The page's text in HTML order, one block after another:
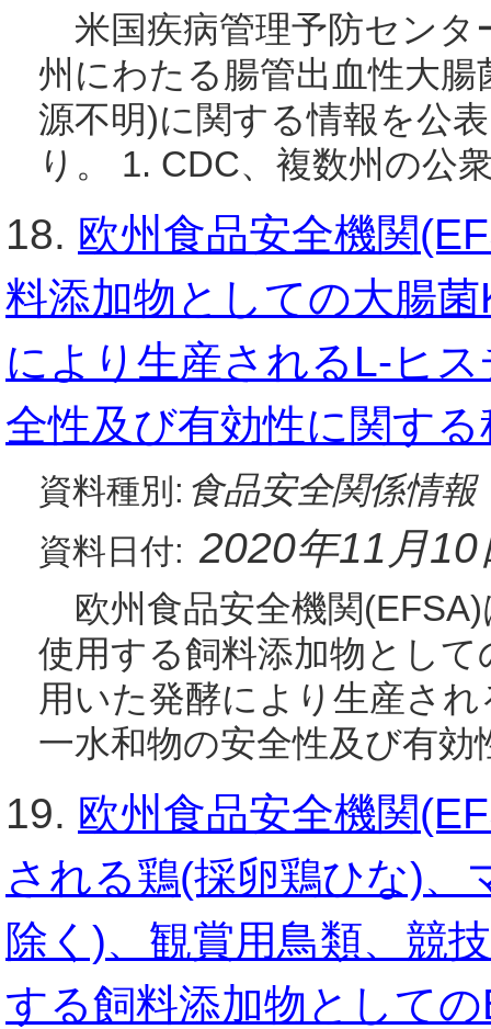
米国疾病管理予防センタ
州にわたる腸管出血性大
源不明)に関する情報を公
り。 1. CDC、複数州の公
18. 欧州食品安全機関
料添加物としての大腸
により生産されるL-ヒ
全性及び有効性に関す
資料種別: 食品安全関係情報
資料日付: 2020年11月10
欧州食品安全機関
使用する飼料添加物とし
用いた発酵により生産さ
一水和物の安全性及び有効
19. 欧州食品安全機関
される鶏(採卵鶏ひな)、
除く)、観賞用鳥類、競
する飼料添加物として